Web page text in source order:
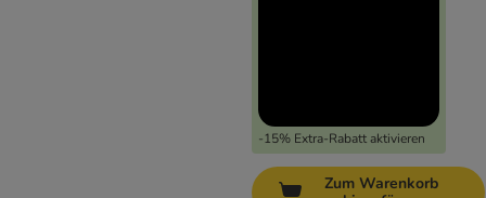
-15% Extra-Rabatt aktivieren
Zum Warenkorb